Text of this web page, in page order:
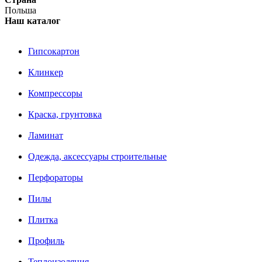
Польша
Наш каталог
Гипсокартон
Клинкер
Компрессоры
Краска, грунтовка
Ламинат
Одежда, аксессуары строительные
Перфораторы
Пилы
Плитка
Профиль